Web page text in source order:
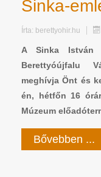
Sinka-
Írta: berettyohir.hu
A Sinka István
Berettyóújfalu
meghívja Önt és
én, hétfőn 16
Múzeum
Bővebben ...